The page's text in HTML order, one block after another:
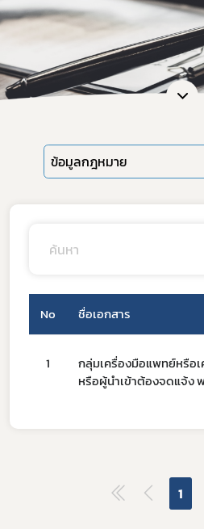
ข้อมูลกฎหมาย
No ชื่อเอกสาร
1
กลุ่มเครื่องมือแพทย์หรือ
หรือผู้นำเข้าต้องจดแจ้ง
1
เลือกหัวข้อที่ท่านต้อง
ข่าวประชาสัมพันธ์ทั่วไป